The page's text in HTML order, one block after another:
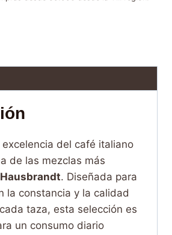
excelencia del café italiano
de las mezclas más
Hausbrandt. Diseñada para
la constancia y la calidad
taza, esta selección es
un consumo diario